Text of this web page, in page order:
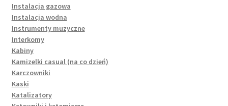
Instalacja gazowa
Instalacja wodna
Instrumenty muzyczne
Interkomy
Kabiny
Kamizelki casual (na co dzień)
Karczowniki
Kaski
Katalizatory